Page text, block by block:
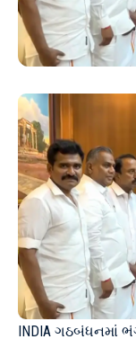
INDIA ગઠબંધનમાં